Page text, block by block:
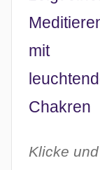
Klicke